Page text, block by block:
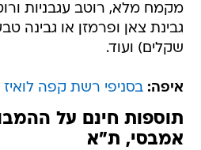
מקמח מלא, רוטב עגבניות
שקלים) ועוד.
איפה: בסניפי רשת קפה לואיז
תוספות חינם על
אמבסי, ת"א